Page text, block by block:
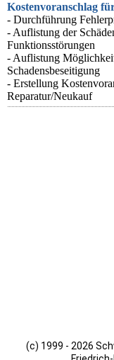
Kostenvoranschlag
- Durchführung
- Auflistung der
Funktionsstörungen
- Auflistung
Schadensbeseitigung
- Erstellung
Reparatur/Neukauf
(c) 1999 - 2026